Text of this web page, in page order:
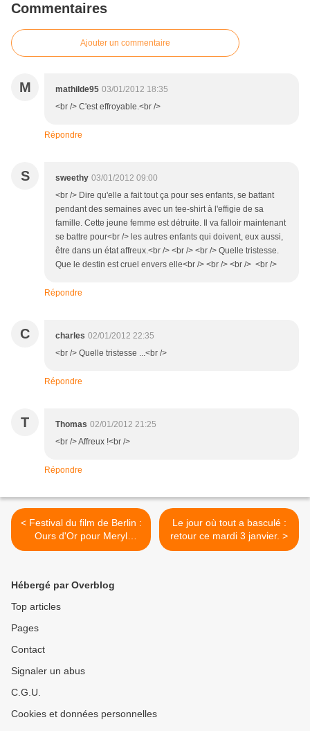
Commentaires
Ajouter un commentaire
M mathilde95 03/01/2012 18:35
<br /> C'est effroyable.<br />
Répondre
S sweethy 03/01/2012 09:00
<br /> Dire qu'elle a fait tout ça pour ses enfants, se battant
pendant des semaines avec un tee-shirt à l'effigie de sa
famille. Cette jeune femme est détruite. Il va falloir maintenant
se battre pour<br /> les autres enfants qui doivent, eux aussi,
être dans un état affreux.<br /> <br /> <br /> Quelle tristesse.
Que le destin est cruel envers elle<br /> <br /> <br /> <br />
Répondre
C charles 02/01/2012 22:35
<br /> Quelle tristesse ...<br />
Répondre
T Thomas 02/01/2012 21:25
<br /> Affreux !<br />
Répondre
< Festival du film de Berlin :
Ours d'Or pour Meryl
Streep.
Le jour où tout a basculé :
retour ce mardi 3 janvier. >
Hébergé par Overblog
Top articles
Pages
Contact
Signaler un abus
C.G.U.
Cookies et données personnelles